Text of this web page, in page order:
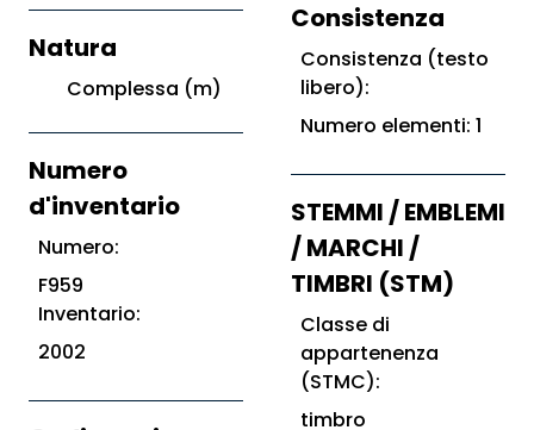
Natura
Complessa (m)
Numero
d'inventario
Numero:
F959
Inventario:
2002
Consistenza
Consistenza (testo
libero):
Numero elementi: 1
STEMMI / EMBLEMI
/ MARCHI /
TIMBRI (STM)
Classe di
appartenenza
(STMC):
timbro